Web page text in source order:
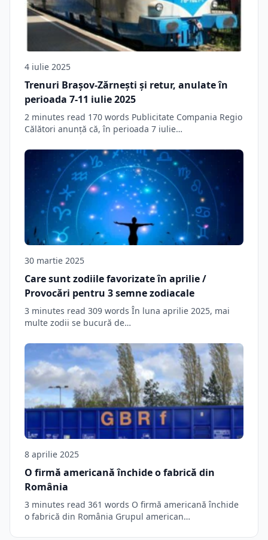
4 iulie 2025
Trenuri Brașov-Zărnești și retur, anulate în
perioada 7-11 iulie 2025
2 minutes read 170 words Publicitate Compania Regio
Călători anunță că, în perioada 7 iulie…
30 martie 2025
Care sunt zodiile favorizate în aprilie /
Provocări pentru 3 semne zodiacale
3 minutes read 309 words În luna aprilie 2025, mai
multe zodii se bucură de…
8 aprilie 2025
O firmă americană închide o fabrică din
România
3 minutes read 361 words O firmă americană închide
o fabrică din România Grupul american…